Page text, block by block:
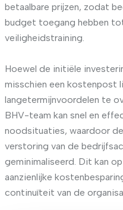
betaalbare prijzen, zodat
budget toegang hebben
veiligheidstraining.
Hoewel de initiële
misschien een kostenpost
langetermijnvoordelen te
BHV-team kan snel en
noodsituaties, waardoor
verstoring van de
geminimaliseerd. Dit kan
aanzienlijke
continuïteit van de